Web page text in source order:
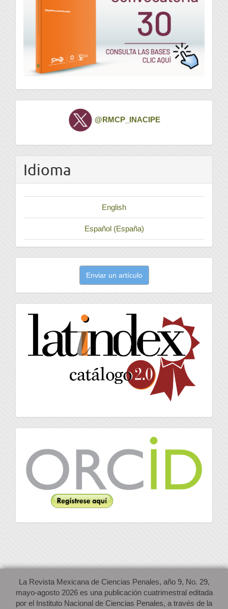
Twitter @RMCP_INACIPE
Idioma
English
Español (España)
artículo
Enviar un artículo
latindex
La Revista Mexicana de Ciencias Penales, año 9, No. 29,
mayo-agosto 2026 es una publicación cuatrimestral editada
por el Instituto Nacional de Ciencias Penales, a través de la